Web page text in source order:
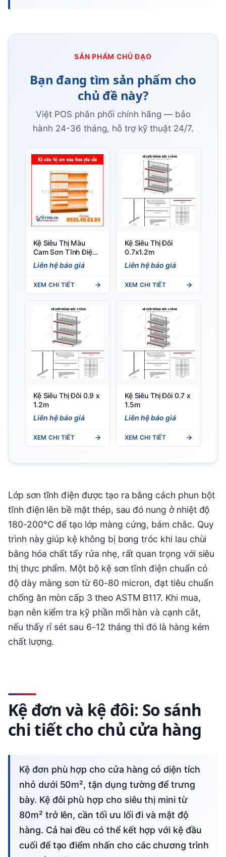
SẢN PHẨM CHỦ ĐẠO
Bạn đang tìm sản phẩm cho
chủ đề này?
Việt POS phân phối chính hãng — bảo
hành 24-36 tháng, hỗ trợ kỹ thuật 24/7.
Kệ Siêu Thị Màu
Cam Sơn Tĩnh Điện
Mini-Mart — Giá
Xưởng Từ 890K,
Bảo Hành 3 Năm
Liên hệ báo giá
XEM CHI TIẾT
Kệ Siêu Thị Đôi
0.7x1.2m
Liên hệ báo giá
XEM CHI TIẾT
Kệ Siêu Thị Đôi 0.9 x
1.2m
Liên hệ báo giá
XEM CHI TIẾT
Kệ Siêu Thị Đôi 0.7 x
1.5m
Liên hệ báo giá
XEM CHI TIẾT
Lớp sơn tĩnh điện được tạo ra bằng cách phun bột
tĩnh điện lên bề mặt thép, sau đó nung ở nhiệt độ
180-200°C để tạo lớp màng cứng, bám chắc. Quy
trình này giúp kệ không bị bong tróc khi lau chùi
bằng hóa chất tẩy rửa nhẹ, rất quan trọng với siêu
thị thực phẩm. Một bộ kệ sơn tĩnh điện chuẩn có
độ dày màng sơn từ 60-80 micron, đạt tiêu chuẩn
chống ăn mòn cấp 3 theo ASTM B117. Khi mua,
bạn nên kiểm tra kỹ phần mối hàn và cạnh cắt,
nếu thấy rỉ sét sau 6-12 tháng thì đó là hàng kém
chất lượng.
Kệ đơn và kệ đôi: So sánh
chi tiết cho chủ cửa hàng
Kệ đơn phù hợp cho cửa hàng có diện tích
nhỏ dưới 50m², tận dụng tường để trưng
bày. Kệ đôi phù hợp cho siêu thị mini từ
80m² trở lên, cần tối ưu lối đi và mật độ
hàng. Cả hai đều có thể kết hợp với kệ đầu
cuối để tạo điểm nhấn cho các chương trình